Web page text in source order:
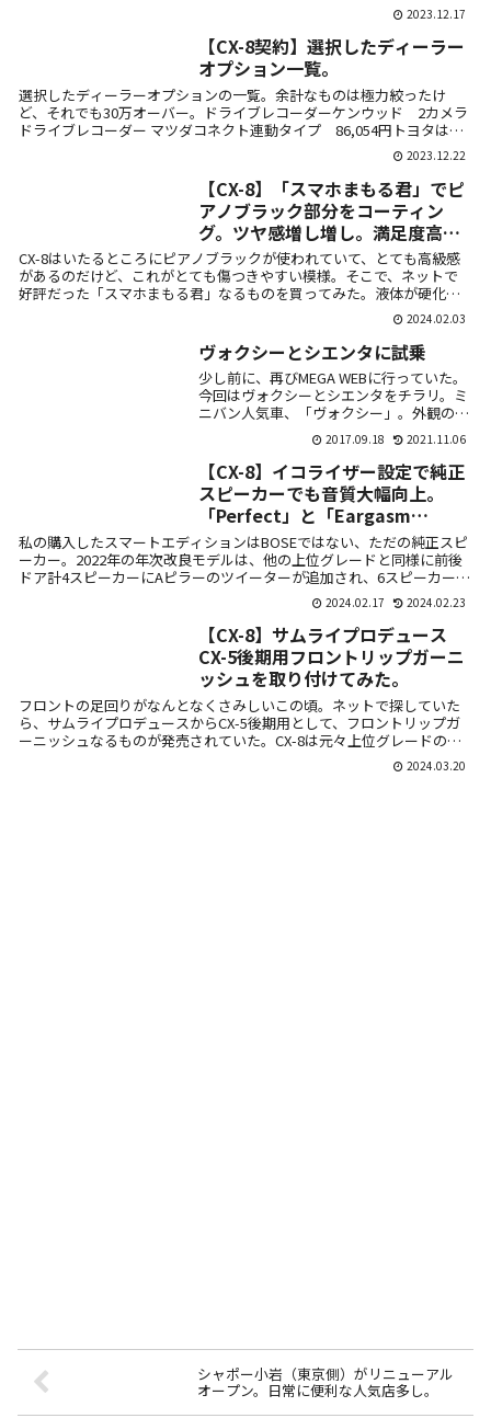
2023.12.17
【CX-8契約】選択したディーラー
オプション一覧。
選択したディーラーオプションの一覧。余計なものは極力絞ったけ
ど、それでも30万オーバー。ドライブレコーダーケンウッド 2カメラ
ドライブレコーダー マツダコネクト連動タイプ 86,054円トヨタはフ
2023.12.22
【CX-8】「スマホまもる君」でピ
アノブラック部分をコーティン
グ。ツヤ感増し増し。満足度高
い。
CX-8はいたるところにピアノブラックが使われていて、とても高級感
があるのだけど、これがとても傷つきやすい模様。そこで、ネットで
好評だった「スマホまもる君」なるものを買ってみた。液体が硬化し
2024.02.03
ヴォクシーとシエンタに試乗
少し前に、再びMEGA WEBに行っていた。
今回はヴォクシーとシエンタをチラリ。ミ
ニバン人気車、「ヴォクシー」。外観のデ
ザイン、室内の広さ、車高の低さ、タコメ
ーター付きメーター、ゲート式シフ
ト・・・個...
2017.09.18 2021.11.06
【CX-8】イコライザー設定で純正
スピーカーでも音質大幅向上。
「Perfect」と「Eargasm
Explosion」。
私の購入したスマートエディションはBOSEではない、ただの純正スピ
ーカー。2022年の年次改良モデルは、他の上位グレードと同様に前後
ドア計4スピーカーにAピラーのツイーターが追加され、6スピーカーの
2024.02.17 2024.02.23
【CX-8】サムライプロデュース
CX-5後期用フロントリップガーニ
ッシュを取り付けてみた。
フロントの足回りがなんとなくさみしいこの頃。ネットで探していた
ら、サムライプロデュースからCX-5後期用として、フロントリップガ
ーニッシュなるものが発売されていた。CX-8は元々上位グレードのみ
2024.03.20
シャポー小岩（東京側）がリニューアル
オープン。日常に便利な人気店多し。